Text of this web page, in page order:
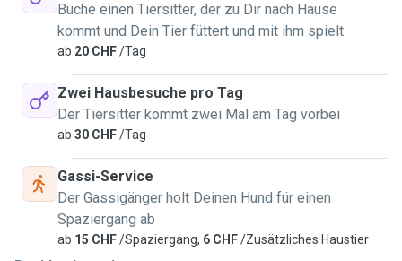
Buche einen Tiersitter, der zu Dir nach Hause
kommt und Dein Tier füttert und mit ihm spielt
ab 20 CHF/Tag
Zwei Hausbesuche pro Tag
Der Tiersitter kommt zwei Mal am Tag vorbei
ab 30 CHF/Tag
Gassi-Service
Der Gassigänger holt Deinen Hund für einen
Spaziergang ab
ab 15 CHF/Spaziergang, 6 CHF/Zusätzliches Haustier